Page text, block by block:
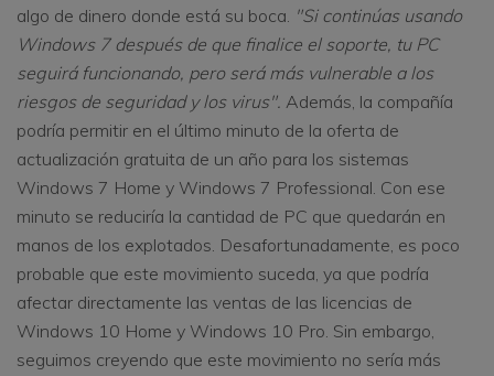
algo de dinero donde está su boca. "Si continúas usando
Windows 7 después de que finalice el soporte, tu PC
seguirá funcionando, pero será más vulnerable a los
riesgos de seguridad y los virus". Además, la compañía
podría permitir en el último minuto de la oferta de
actualización gratuita de un año para los sistemas
Windows 7 Home y Windows 7 Professional. Con ese
minuto se reduciría la cantidad de PC que quedarán en
manos de los explotados. Desafortunadamente, es poco
probable que este movimiento suceda, ya que podría
afectar directamente las ventas de las licencias de
Windows 10 Home y Windows 10 Pro. Sin embargo,
seguimos creyendo que este movimiento no sería más